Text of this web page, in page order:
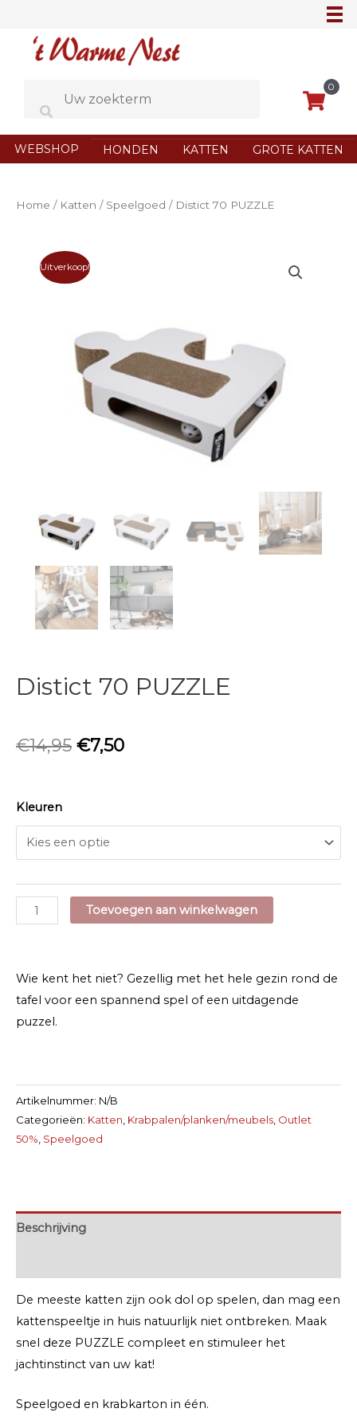
0
WEBSHOP HONDEN KATTEN GROTE KATTEN
Home / Katten / Speelgoed / Distict 70 PUZZLE
Uitverkoop!
Distict 70 PUZZLE
€14,95 €7,50
Kleuren
Distict
70
aantal
Toevoegen aan winkelwagen
Wie kent het niet? Gezellig met het hele gezin rond de
tafel voor een spannend spel of een uitdagende
puzzel.
Artikelnummer: N/B
Categorieën: Katten Krabpalen/planken/meubels Outlet
50% Speelgoed
Beschrijving
De meeste katten zijn ook dol op spelen, dan mag een
kattenspeeltje in huis natuurlijk niet ontbreken. Maak
snel deze PUZZLE compleet en stimuleer het
jachtinstinct van uw kat!
Speelgoed en krabkarton in één.